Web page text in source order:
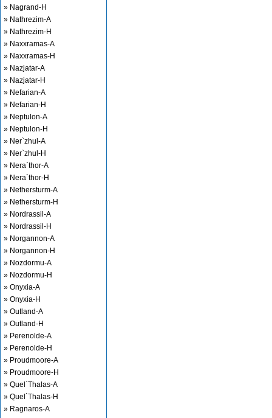
» Nagrand-H
» Nathrezim-A
» Nathrezim-H
» Naxxramas-A
» Naxxramas-H
» Nazjatar-A
» Nazjatar-H
» Nefarian-A
» Nefarian-H
» Neptulon-A
» Neptulon-H
» Ner`zhul-A
» Ner`zhul-H
» Nera`thor-A
» Nera`thor-H
» Nethersturm-A
» Nethersturm-H
» Nordrassil-A
» Nordrassil-H
» Norgannon-A
» Norgannon-H
» Nozdormu-A
» Nozdormu-H
» Onyxia-A
» Onyxia-H
» Outland-A
» Outland-H
» Perenolde-A
» Perenolde-H
» Proudmoore-A
» Proudmoore-H
» Quel`Thalas-A
» Quel`Thalas-H
» Ragnaros-A